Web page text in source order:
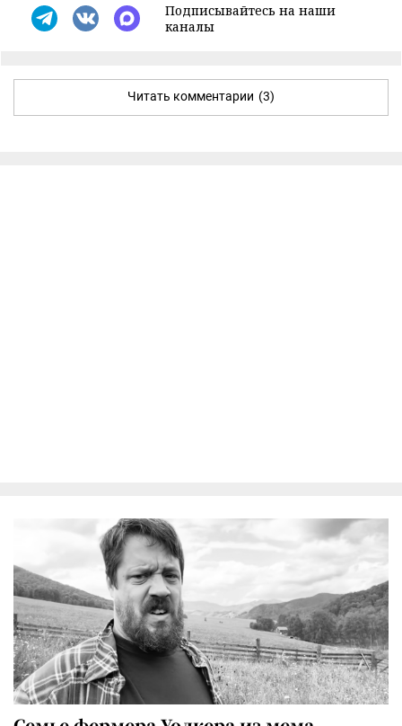
Подписывайтесь на наши
каналы
Читать комментарии (3)